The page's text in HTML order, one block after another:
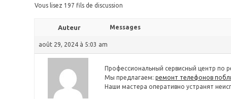
Vous lisez 197 fils de discussion
Auteur Messages
août 29, 2024 à 5:03 am
Профессиональный сервисный центр по
Мы предлагаем:ремонт телефонов
Наши мастера оперативно устранят